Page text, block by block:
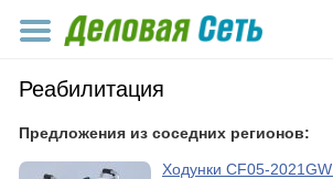
Реабилитация
Предложения из соседних регионов:
Ходунки CF05-2021GW